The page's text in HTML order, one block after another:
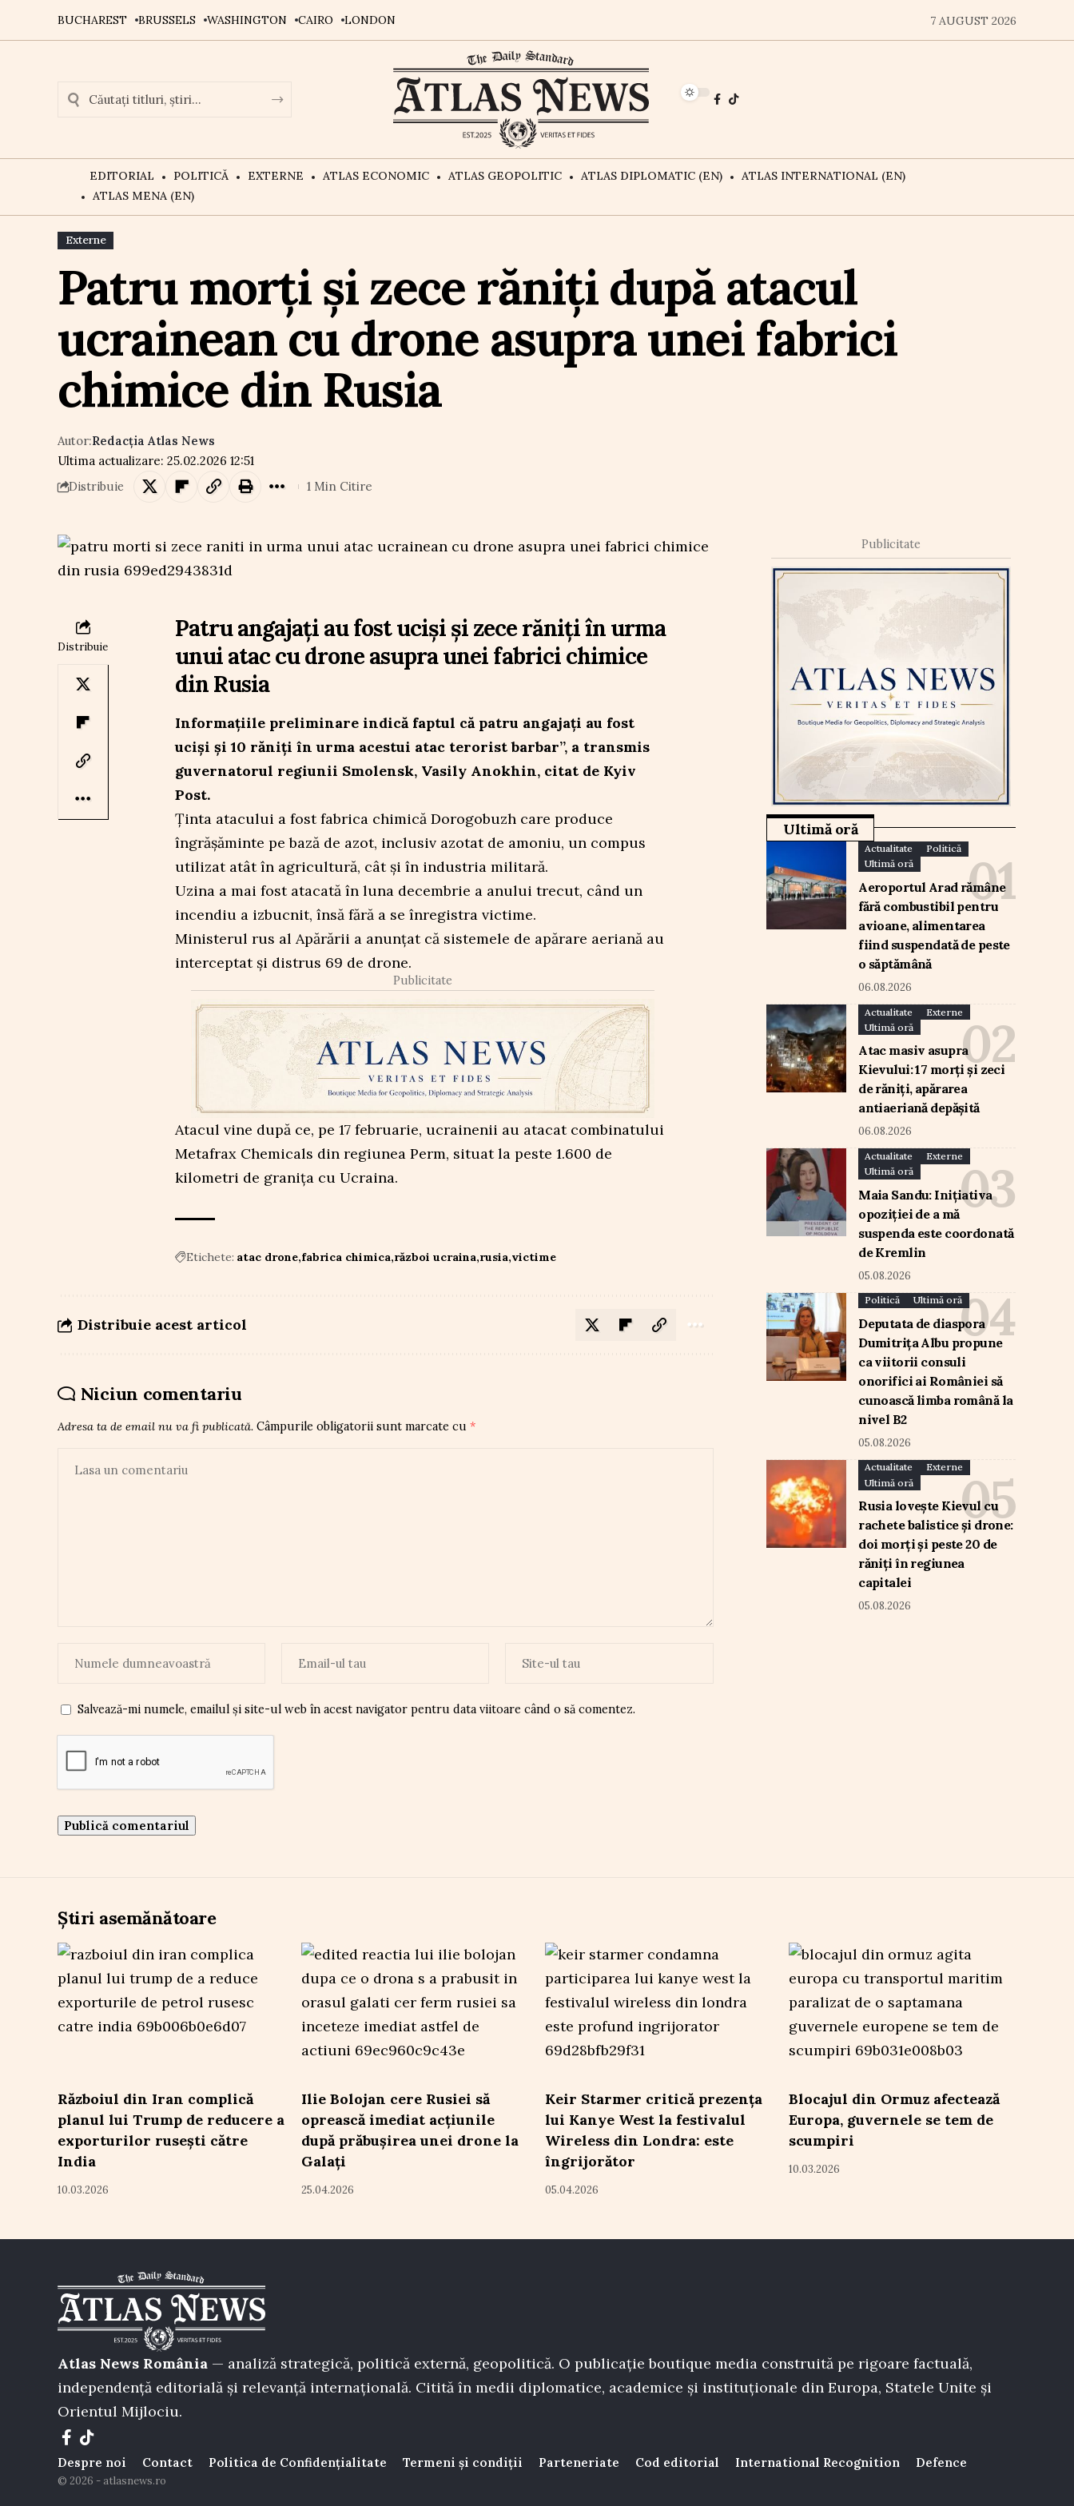
BUCHAREST BRUSSELS WASHINGTON CAIRO LONDON 7 AUGUST 2026
EDITORIAL POLITICĂ EXTERNE ATLAS ECONOMIC ATLAS GEOPOLITIC ATLAS DIPLOMATIC (EN)
ATLAS INTERNATIONAL (EN)
ATLAS MENA (EN)
Externe
Patru morți și zece răniți după atacul
ucrainean cu drone asupra unei fabrici
chimice din Rusia
Ultima actualizare: 25.02.2026 12:51
Autor:Redacția Atlas News
Distribuie 1 Min Citire
Distribuie
Patru angajați au fost uciși și zece răniți în urma
unui atac cu drone asupra unei fabrici chimice
din Rusia
Informațiile preliminare indică faptul că patru angajați au fost
uciși și 10 răniți în urma acestui atac terorist barbar”, a transmis
guvernatorul regiunii Smolensk, Vasily Anokhin, citat de Kyiv
Post.
Ținta atacului a fost fabrica chimică Dorogobuzh care produce
îngrășăminte pe bază de azot, inclusiv azotat de amoniu, un compus
utilizat atât în agricultură, cât și în industria militară.
Uzina a mai fost atacată în luna decembrie a anului trecut, când un
incendiu a izbucnit, însă fără a se înregistra victime.
Ministerul rus al Apărării a anunțat că sistemele de apărare aeriană au
interceptat și distrus 69 de drone.
Publicitate
Atacul vine după ce, pe 17 februarie, ucrainenii au atacat combinatului
Metafrax Chemicals din regiunea Perm, situat la peste 1.600 de
kilometri de granița cu Ucraina.
Etichete: atac drone fabrica chimica război ucraina rusia victime
Distribuie acest articol
Niciun comentariu
Adresa ta de email nu va fi publicată. Câmpurile obligatorii sunt marcate cu *
Salvează-mi numele, emailul și site-ul web în acest navigator pentru data viitoare când o să comentez.
Publicitate
Ultimă oră
Actualitate
Politică
Ultimă oră
Aeroportul Arad rămâne
fără combustibil pentru
avioane, alimentarea
fiind suspendată de peste
o săptămână
06.08.2026
Actualitate
Externe
Ultimă oră
Atac masiv asupra
Kievului: 17 morți și zeci
de răniți, apărarea
antiaeriană depășită
06.08.2026
Actualitate
Externe
Ultimă oră
Maia Sandu: Inițiativa
opoziției de a mă
suspenda este coordonată
de Kremlin
05.08.2026
Politică Ultimă oră
Deputata de diaspora
Dumitrița Albu propune
ca viitorii consuli
onorifici ai României să
cunoască limba română la
nivel B2
05.08.2026
Actualitate
Externe
Ultimă oră
Rusia lovește Kievul cu
rachete balistice și drone:
doi morți și peste 20 de
răniți în regiunea
capitalei
05.08.2026
Știri asemănătoare
Războiul din Iran complică
planul lui Trump de reducere a
exporturilor rusești către
India
10.03.2026
Ilie Bolojan cere Rusiei să
oprească imediat acțiunile
după prăbușirea unei drone la
Galați
25.04.2026
Keir Starmer critică prezența
lui Kanye West la festivalul
Wireless din Londra: este
îngrijorător
05.04.2026
Blocajul din Ormuz afectează
Europa, guvernele se tem de
scumpiri
10.03.2026
Atlas News România — analiză strategică, politică externă, geopolitică. O publicație boutique media construită pe rigoare factuală,
independență editorială și relevanță internațională. Citită în medii diplomatice, academice și instituționale din Europa, Statele Unite și
Orientul Mijlociu.
Despre noi Contact Politica de Confidențialitate Termeni și condiții Parteneriate Cod editorial International Recognition Defence
© 2026 - atlasnews.ro